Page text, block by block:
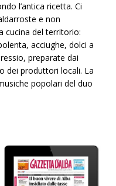
l’antica ricetta. Ci
e non
cucina del territorio:
acciughe, dolci a
preparate dai
dei produttori locali. La
popolari del duo